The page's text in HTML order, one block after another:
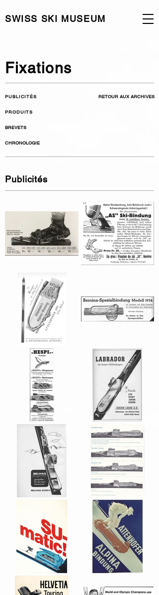
SWISS SKI MUSEUM
Fixations
PUBLICITÉS RETOUR AUX ARCHIVES
PRODUITS
BREVETS
CHRONOLOGIE
Publicités